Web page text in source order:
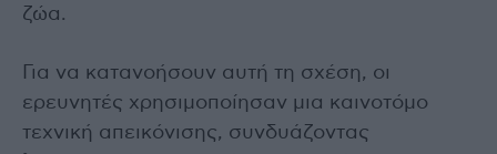
ζώα.
Για να κατανοήσουν αυτή τη σχέση, οι
ερευνητές χρησιμοποίησαν μια καινοτόμο
τεχνική απεικόνισης, συνδυάζοντας